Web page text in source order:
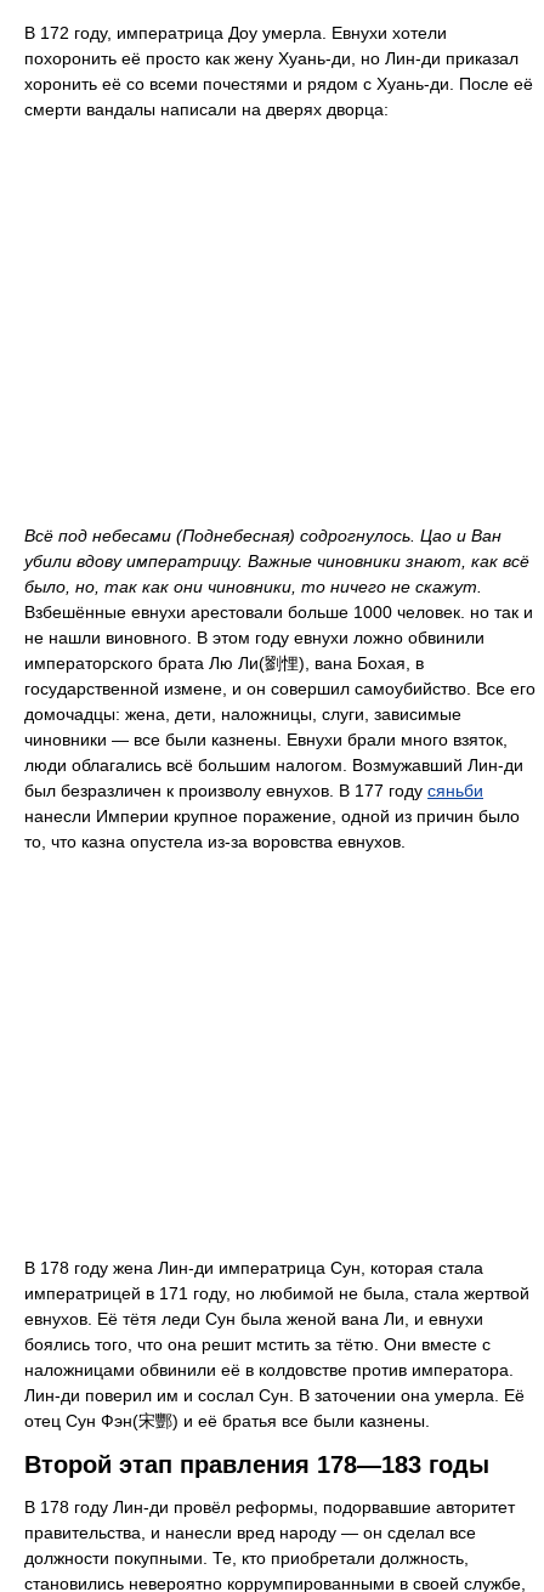
В 172 году, императрица Доу умерла. Евнухи хотели
похоронить её просто как жену Хуань-ди, но Лин-ди приказал
хоронить её со всеми почестями и рядом с Хуань-ди. После её
смерти вандалы написали на дверях дворца:
Всё под небесами (Поднебесная) содрогнулось. Цао и Ван
убили вдову императрицу. Важные чиновники знают, как всё
было, но, так как они чиновники, то ничего не скажут.
Взбешённые евнухи арестовали больше 1000 человек. но так и
не нашли виновного. В этом году евнухи ложно обвинили
императорского брата Лю Ли(劉悝), вана Бохая, в
государственной измене, и он совершил самоубийство. Все его
домочадцы: жена, дети, наложницы, слуги, зависимые
чиновники — все были казнены. Евнухи брали много взяток,
люди облагались всё большим налогом. Возмужавший Лин-ди
был безразличен к произволу евнухов. В 177 году сяньби
нанесли Империи крупное поражение, одной из причин было
то, что казна опустела из-за воровства евнухов.
В 178 году жена Лин-ди императрица Сун, которая стала
императрицей в 171 году, но любимой не была, стала жертвой
евнухов. Её тётя леди Сун была женой вана Ли, и евнухи
боялись того, что она решит мстить за тётю. Они вместе с
наложницами обвинили её в колдовстве против императора.
Лин-ди поверил им и сослал Сун. В заточении она умерла. Её
отец Сун Фэн(宋酆) и её братья все были казнены.
Второй этап правления 178—183 годы
В 178 году Лин-ди провёл реформы, подорвавшие авторитет
правительства, и нанесли вред народу — он сделал все
должности покупными. Те, кто приобретали должность,
становились невероятно коррумпированными в своей службе,